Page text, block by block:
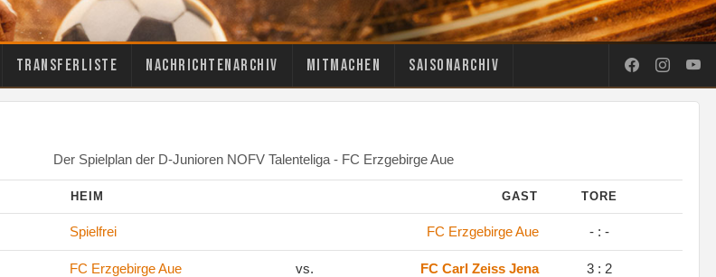
Transferliste Nachrichtenarchiv Mitmachen Saisonarchiv
Der Spielplan der D-Junioren NOFV Talenteliga - FC Erzgebirge Aue
HEIM GAST TORE
Spielfrei FC Erzgebirge Aue - : -
FC Erzgebirge Aue vs. FC Carl Zeiss Jena 3 : 2